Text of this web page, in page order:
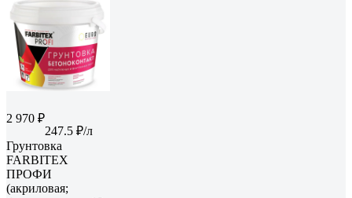
2 970 ₽
247.5 ₽/л
Грунтовка
FARBITEX
ПРОФИ
(акриловая;